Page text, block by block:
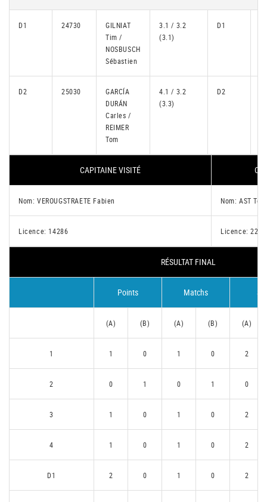
D1 24730
GILNIAT
Tim /
NOSBUSCH
Sébastien
3.1 / 3.2
(3.1)
D1
D2 25030
GARCÍA
DURÁN
Carles /
REIMER
Tom
4.1 / 3.2
(3.3)
D2
CAPITAINE VISITÉ
Nom: VEROUGSTRAETE Fabien Nom: AST
Licence: 14286 Licence:
RÉSULTAT FINAL
Points Matchs
(A) (B) (A) (B) (A)
1 1 0 1 0 2
2 0 1 0 1 0
3 1 0 1 0 2
4 1 0 1 0 2
D1 2 0 1 0 2